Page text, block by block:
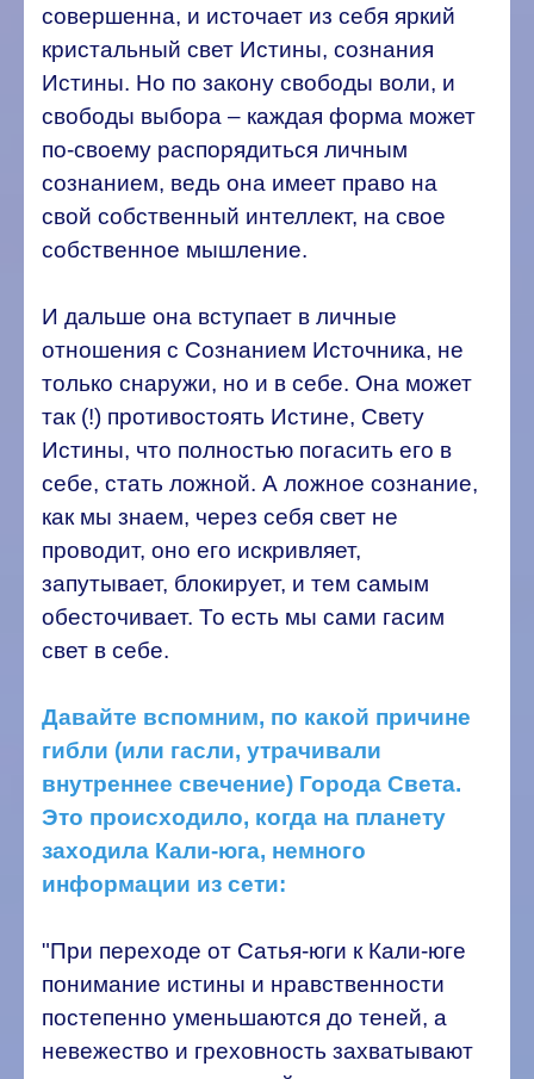
совершенна, и источает из себя яркий
кристальный свет Истины, сознания
Истины. Но по закону свободы воли, и
свободы выбора – каждая форма может
по-своему распорядиться личным
сознанием, ведь она имеет право на
свой собственный интеллект, на свое
собственное мышление.
И дальше она вступает в личные
отношения с Сознанием Источника, не
только снаружи, но и в себе. Она может
так (!) противостоять Истине, Свету
Истины, что полностью погасить его в
себе, стать ложной. А ложное сознание,
как мы знаем, через себя свет не
проводит, оно его искривляет,
запутывает, блокирует, и тем самым
обесточивает. То есть мы сами гасим
свет в себе.
Давайте вспомним, по какой причине
гибли (или гасли, утрачивали
внутреннее свечение) Города Света.
Это происходило, когда на планету
заходила Кали-юга, немного
информации из сети:
"При переходе от Сатья-юги к Кали-юге
понимание истины и нравственности
постепенно уменьшаются до теней, а
невежество и греховность захватывают